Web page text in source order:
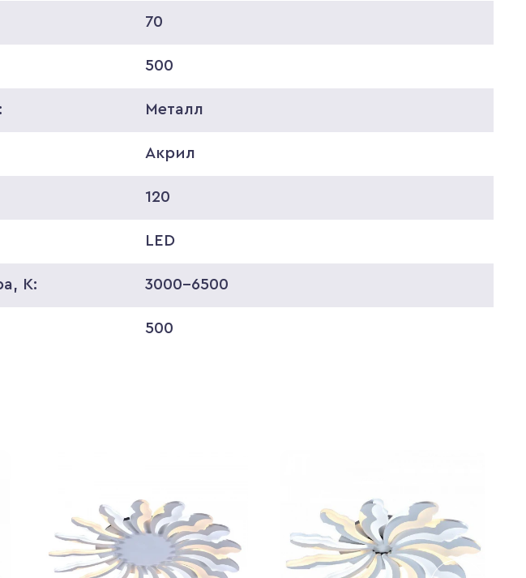
70
500
Металл
Акрил
120
LED
K: 3000-6500
500